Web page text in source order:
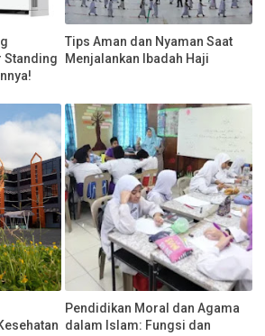
Standing
Tips Aman dan Nyaman Saat
Menjalankan Ibadah Haji
Pendidikan Moral dan Agama
dalam Islam: Fungsi dan